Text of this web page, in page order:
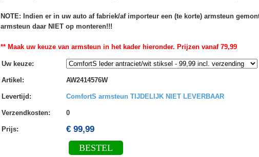
NOTE: Indien er in uw auto af fabriek/af importeur een (te korte) armsteun
armsteun daar NIET op monteren!!!
** Maak uw keuze van armsteun in het kader hieronder. Prijzen vanaf 79,99
Uw keuze:
Artikel : AW2414576W
Levertijd : ComfortS armsteun TIJDELIJK NIET LEVERBAAR
Verzendkosten: 0
Prijs: € 99,99
BESTEL